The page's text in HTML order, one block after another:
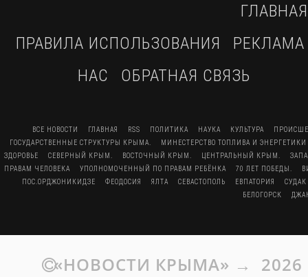
ГЛАВНАЯ
ПРАВИЛА ИСПОЛЬЗОВАНИЯ
РЕКЛАМА
НАС
ОБРАТНАЯ СВЯЗЬ
ВСЕ НОВОСТИ ГЛАВНАЯ RSS ПОЛИТИКА НАУКА КУЛЬТУРА
ГОСУДАРСТВЕННЫЕ СТРУКТУРЫ КРЫМА.
МИНЕСТЕРСТВО ТОПЛИВА И
ЗДОРОВЬЕ
СЕВЕРНЫЙ КРЫМ. ВОСТОЧНЫЙ КРЫМ. ЦЕНТРАЛЬНЫЙ КРЫМ.
ПРАВАМ ЧЕЛОВЕКА
УПОЛНОМОЧЕННЫЙ ПО ПРАВАМ РЕБЁНКА 70 ЛЕТ ПОБЕДЫ.
ПОС.ОРДЖОНИКИДЗЕ
ФЕОДОСИЯ ЯЛТА СЕВАСТОПОЛЬ ЕВПАТОРИЯ
СУДАК
БЕЛОГОРСК
«НОВОСТИ КРЫМА» → 2026